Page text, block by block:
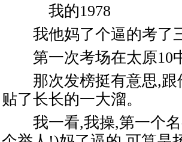
我的1978
我他妈了个逼的考了
第一次考场在太原10
那次发榜挺有意思,
贴了长长的一大溜。
我一看,我操,第一个